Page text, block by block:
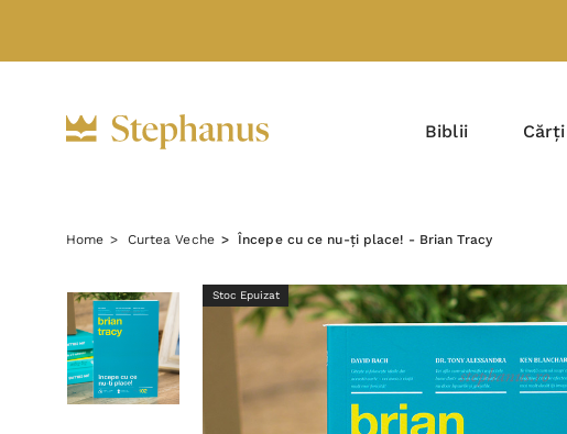
Biblii Cărți
Home Curtea Veche Începe cu ce nu-ți place! - Brian Tracy
Stoc Epuizat